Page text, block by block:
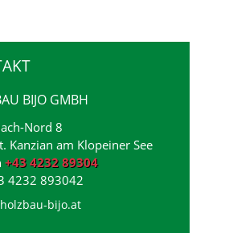
BIJO GMBH
Nord 8
Kanzian am Klopeiner See
+43 4232 89304
4232 893042
bijo.at